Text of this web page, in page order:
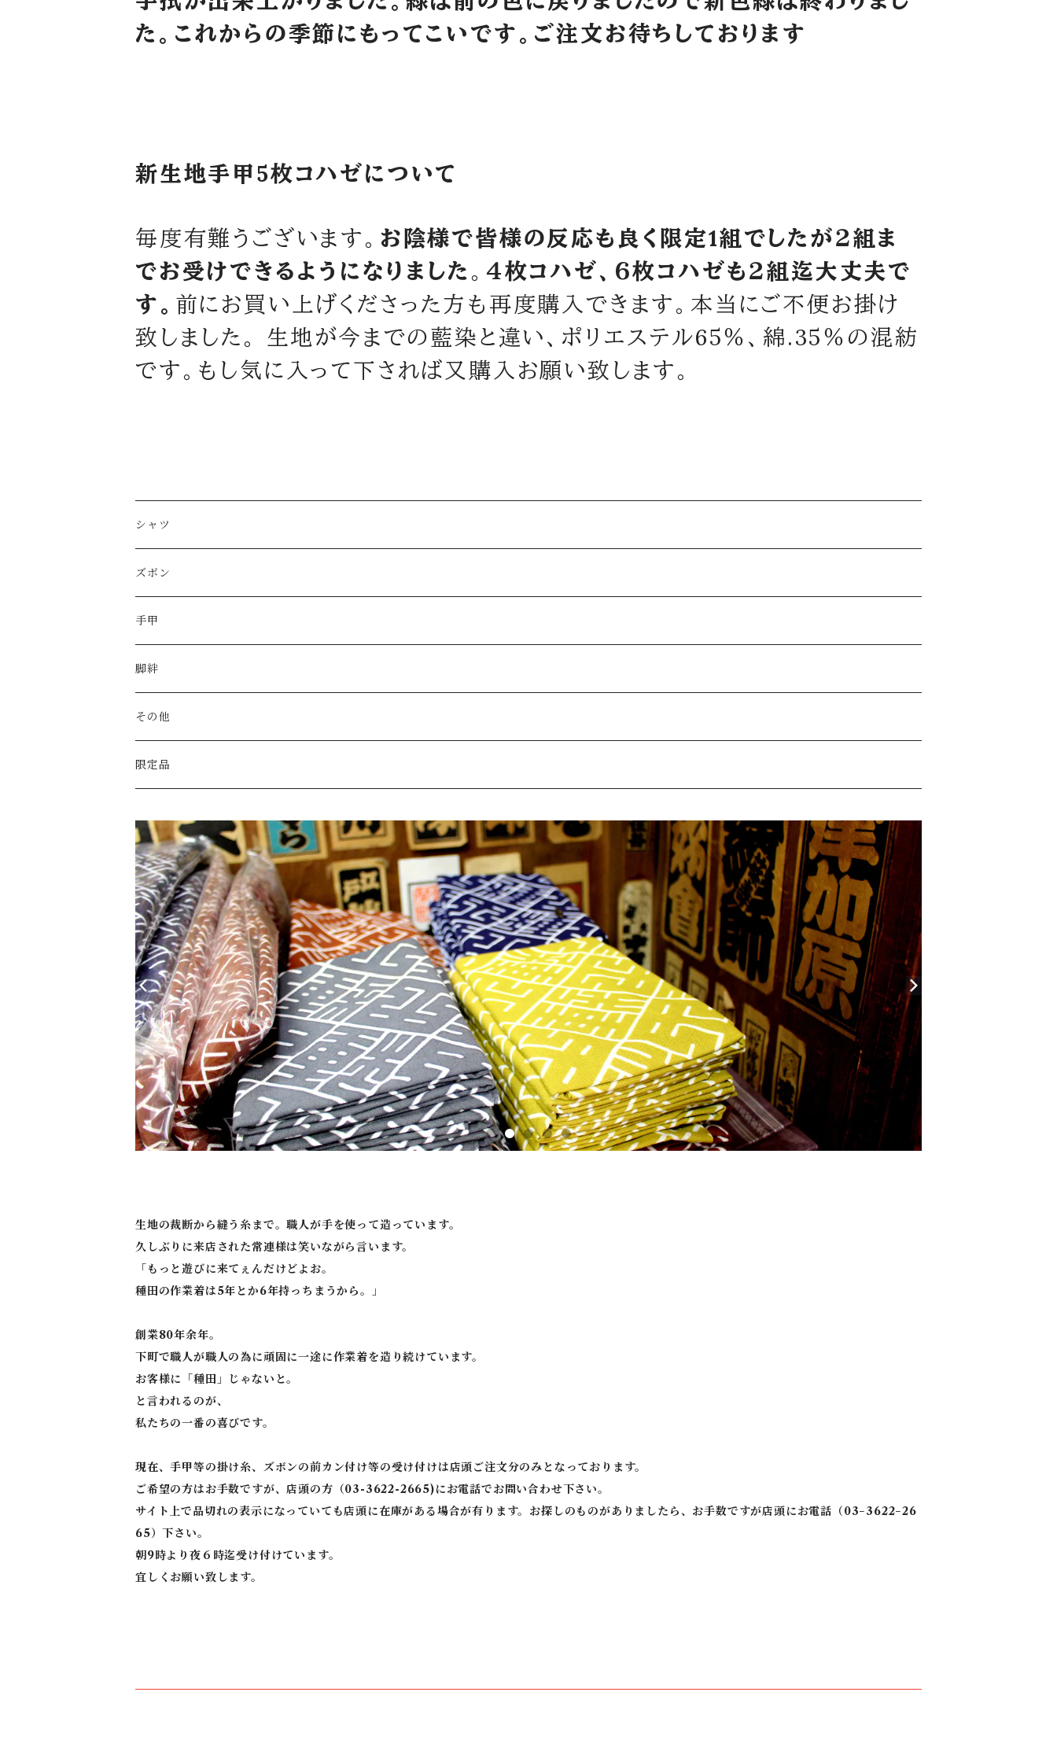
た。これからの季節にもってこいです。ご注文お待ちしております
新生地手甲5枚コハゼについて
毎度有難うございます。 お陰様で皆様の反応も良く限定1組でしたが２組ま
でお受けできるようになりました。 ４枚コハゼ、６枚コハゼも２組迄大丈夫で
す。 前にお買い上げくださった方も再度購入できます。本当にご不便お掛け
致しました。 生地が今までの藍染と違い、ポリエステル65％、綿.35％の混紡
です。もし気に入って下されば又購入お願い致します。
シャツ
ズボン
手甲
脚絆
その他
限定品
生地の裁断から縫う糸まで。職人が手を使って造っています。
久しぶりに来店された常連様は笑いながら言います。
「もっと遊びに来てぇんだけどよお。
種田の作業着は5年とか6年持っちまうから。」
創業80年余年。
下町で職人が職人の為に頑固に一途に作業着を造り続けています。
お客様に「種田」じゃないと。
と言われるのが、
私たちの一番の喜びです。
現在、手甲等の掛け糸、ズボンの前カン付け等の受け付けは店頭ご注文分のみとなっております。
ご希望の方はお手数ですが、店頭の方（03-3622-2665)にお電話でお問い合わせ下さい。
サイト上で品切れの表示になっていても店頭に在庫がある場合が有ります。お探しのものがありましたら、お手数ですが店頭にお電話（03−3622−26
65）下さい。
朝9時より夜６時迄受け付けています。
宜しくお願い致します。